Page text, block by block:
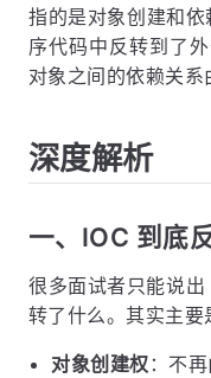
指的是对象创建和
序代码中反转到了
对象之间的依赖关系
深度解析
一、IOC 到底
很多面试者只能说
转了什么。其实主要
对象创建权 ：不